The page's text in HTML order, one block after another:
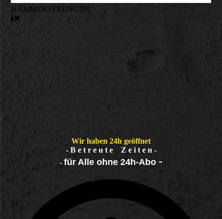
HAMMERSTRENGTH
Wir haben 24h geöffnet
- B e t r e u t e Z e i t e n -
- für Alle ohne 24h-Abo -